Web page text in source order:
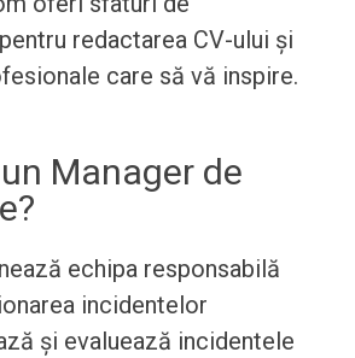
redactarea CV-ului și
care să vă inspire.
Manager de
echipa responsabilă
incidentelor
și evaluează incidentele